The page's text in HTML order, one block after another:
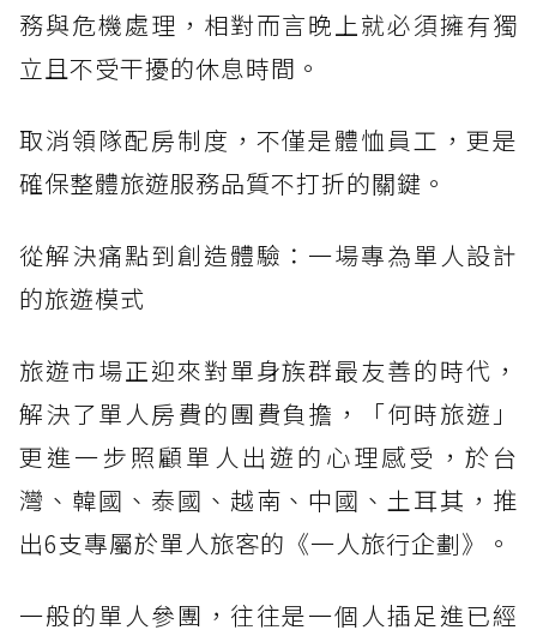
務與危機處理，相對而言晚上就必須擁有獨
立且不受干擾的休息時間。
取消領隊配房制度，不僅是體恤員工，更是
確保整體旅遊服務品質不打折的關鍵。
從解決痛點到創造體驗：一場專為單人設計
的旅遊模式
旅遊市場正迎來對單身族群最友善的時代，
解決了單人房費的團費負擔，「何時旅遊」
更進一步照顧單人出遊的心理感受，於台
灣、韓國、泰國、越南、中國、土耳其，推
出6支專屬於單人旅客的《一人旅行企劃》。
一般的單人參團，往往是一個人插足進已經